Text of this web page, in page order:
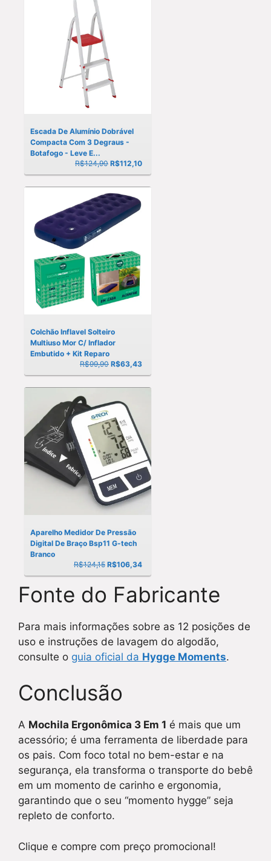
Escada De Alumínio Dobrável
Compacta Com 3 Degraus -
Botafogo - Leve E...
R$124,90 R$112,10
Colchão Inflavel Solteiro
Multiuso Mor C/ Inflador
Embutido + Kit Reparo
R$99,90 R$63,43
Aparelho Medidor De Pressão
Digital De Braço Bsp11 G-tech
Branco
R$124,15 R$106,34
Fonte do Fabricante
Para mais informações sobre as 12 posições de
uso e instruções de lavagem do algodão,
consulte o guia oficial da Hygge Moments.
Conclusão
A Mochila Ergonômica 3 Em 1 é mais que um
acessório; é uma ferramenta de liberdade para
os pais. Com foco total no bem-estar e na
segurança, ela transforma o transporte do bebê
em um momento de carinho e ergonomia,
garantindo que o seu “momento hygge” seja
repleto de conforto.
Clique e compre com preço promocional!